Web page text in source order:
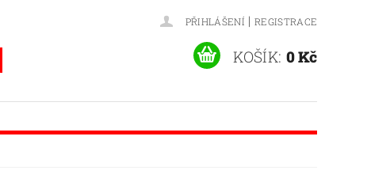
PŘIHLÁŠENÍ | REGISTRACE
KOŠÍK: 0 Kč